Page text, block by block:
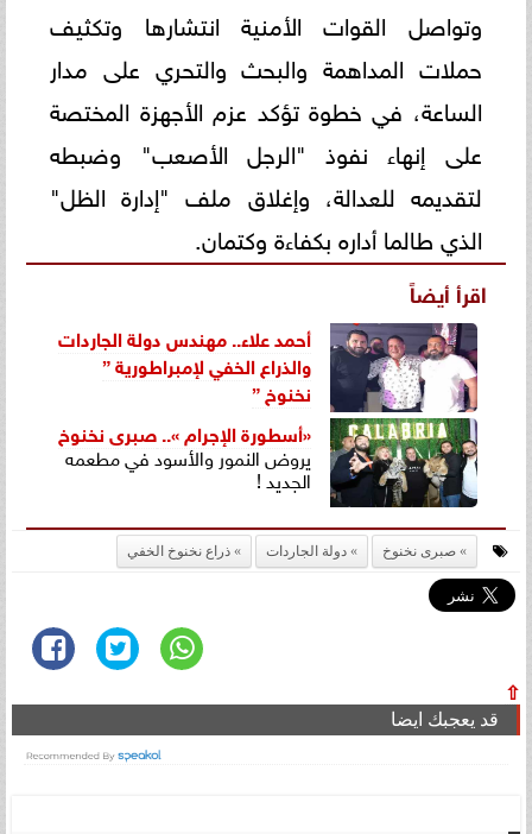
وتواصل القوات الأمنية انتشارها وتكثيف
حملات المداهمة والبحث والتحري على مدار
الساعة، في خطوة تؤكد عزم الأجهزة المختصة
على إنهاء نفوذ "الرجل الأصعب" وضبطه
لتقديمه للعدالة، وإغلاق ملف "إدارة الظل"
الذي طالما أداره بكفاءة وكتمان.
اقرأ أيضاً
أحمد علاء.. مهندس دولة الجاردات
والذراع الخفي لإمبراطورية ”
نخنوخ ”
«أسطورة الإجرام »..صبرى نخنوخ
يروض النمور والأسود في مطعمه
الجديد !
صبرى نخنوخ دولة الجاردات ذراع نخنوخ الخفي
⇧
قد يعجبك ايضا